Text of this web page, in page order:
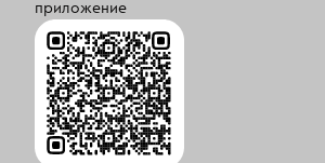
приложение